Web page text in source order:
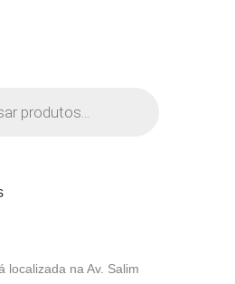
localizada na Av. Salim